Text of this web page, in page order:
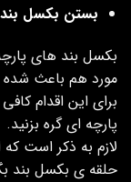
بستن بکسل بند
بکسل بند های
مورد هم باعث شده
برای این اقدام
پارچه ای گره بزنید.
لازم به ذکر است که
حلقه ی بکسل بند